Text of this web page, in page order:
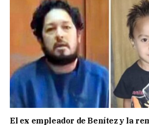
El ex empleador de Benítez y la